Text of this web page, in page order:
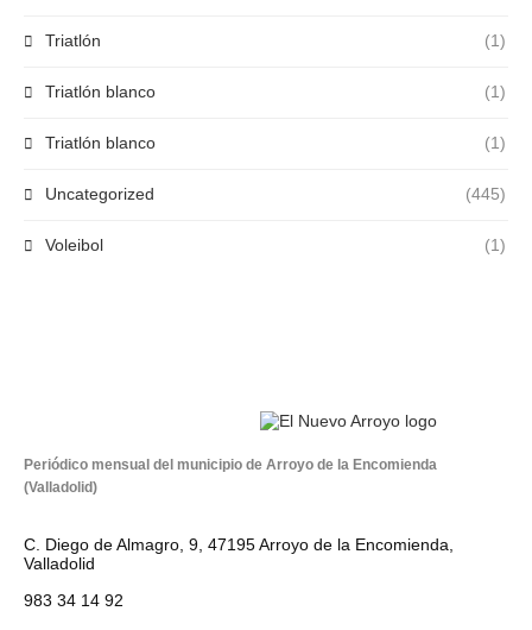
Triatlón (1)
Triatlón blanco (1)
Triatlón blanco (1)
Uncategorized (445)
Voleibol (1)
Periódico mensual del municipio de Arroyo de la Encomienda
(Valladolid)
C. Diego de Almagro, 9, 47195 Arroyo de la Encomienda,
Valladolid
983 34 14 92